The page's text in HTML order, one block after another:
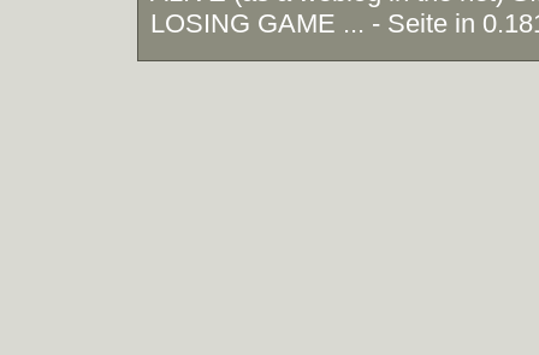
LOSING GAME ... - Seite in